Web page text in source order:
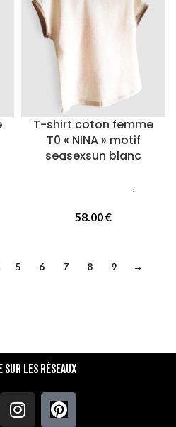
T-shirt coton femme
T0 « NINA » motif
seasexsun blanc
,
58.00€
5 6 7 8 9 →
sur les réseaux